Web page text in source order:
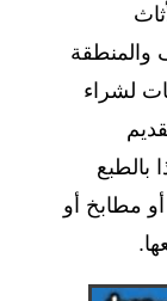
والمنطقة
لشراء
مطابخ أو